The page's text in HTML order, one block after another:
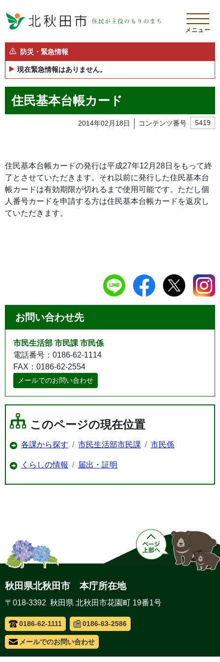
メニュー
防災・緊急情報
現在緊急情報はありません。
住民基本台帳カード
2014年02月18日 コンテンツ番号 5419
住民基本台帳カードの発行は平成27年12月28日をもって終
了とさせていただきます。それ以前に発行した住民基本台
帳カードは有効期限が切れるまで使用可能です。ただし個
人番号カードを申請する方は住民基本台帳カードを返戻し
ていただきます。
お問い合わせ先
市民生活部 市民課 市民係
電話番号：0186-62-1114
FAX：0186-62-2554
メールでのお問い合わせ
このページの現在位置
各課から探す 市民生活部市民課 市民係
くらしの情報 届出・証明
秋田県北秋田市 本庁所在地
〒018-3392 秋田県 北秋田市花園町 19番1号
0186-62-1111 0186-63-2586
メールでのお問い合わせ